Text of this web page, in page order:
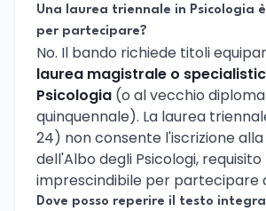
Una laurea triennale in Psicologia
per partecipare?
No. Il bando richiede titoli
laurea magistrale o
Psicologia (o al vecchio
quinquennale). La laurea
24) non consente l'iscrizione alla
dell'Albo degli Psicologi, requisito
imprescindibile per partecipare
Dove posso reperire il testo